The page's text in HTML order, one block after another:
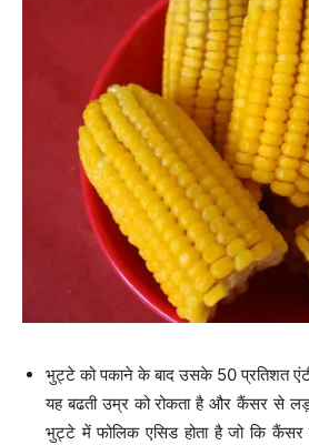
भुट्टे को पकाने के बाद उसके 50 प्रतिशत
यह बढती उम्र को रोकता है और कैंसर से
भुट्टे में फोलिक एसिड होता है जो कि कैंसर